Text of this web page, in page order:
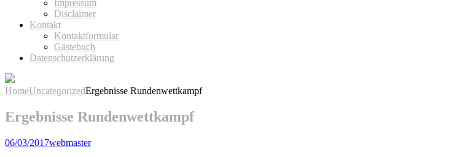
Impressum
Disclaimer
Kontakt
Kontaktformular
Gästebuch
Datenschutzerklärung
HomeUncategorizedErgebnisse Rundenwettkampf
Ergebnisse Rundenwettkampf
06/03/2017webmaster